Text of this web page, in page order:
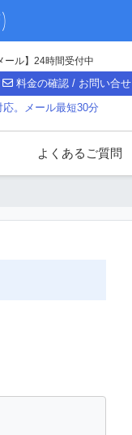
ール】24時間受付中
料金の確認 / お問い合せ
。 メール最短30分
よくあるご質問